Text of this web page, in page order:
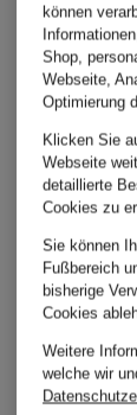
können
Shop,
Webseite,
Optimierung
Klicken Sie
Webseite
detaillierte
Cookies zu
Sie können
Fußbereich
bisherige
Cookies
Weitere
welche wir